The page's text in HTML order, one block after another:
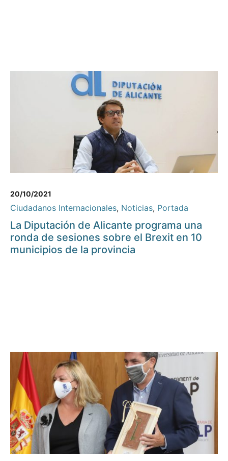
20/10/2021
Ciudadanos Internacionales, Noticias, Portada
La Diputación de Alicante programa una
ronda de sesiones sobre el Brexit en 10
municipios de la provincia